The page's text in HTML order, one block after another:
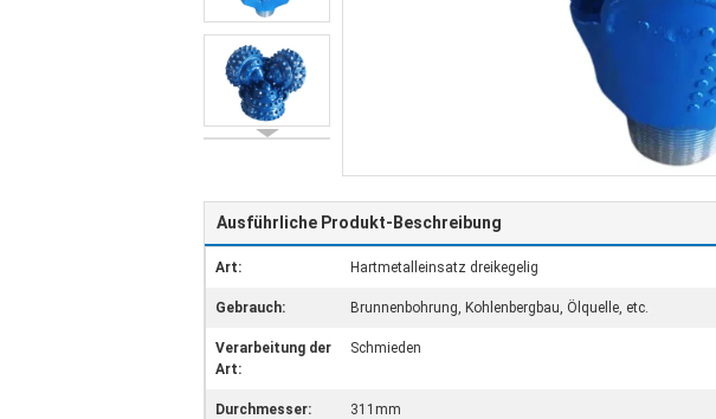
Ausführliche Produkt-Beschreibung
Art: Hartmetalleinsatz dreikegelig
Gebrauch: Brunnenbohrung, Kohlenbergbau, Ölquelle, etc.
Verarbeitung der
Art:
Schmieden
Durchmesser: 311mm